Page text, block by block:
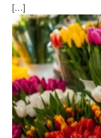
[…]